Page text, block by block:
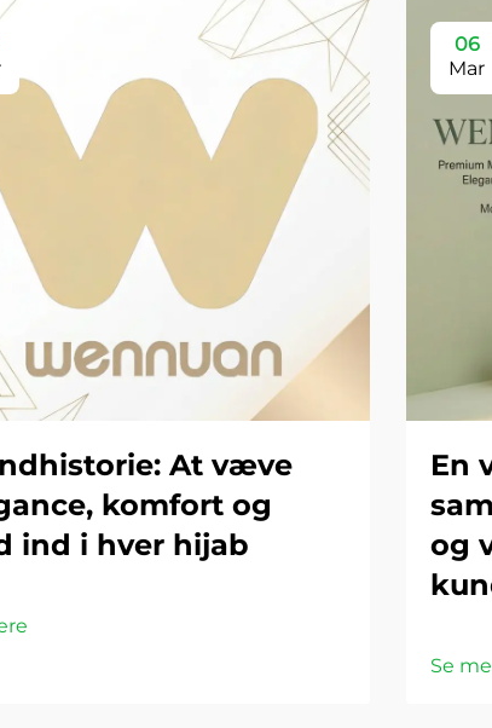
At væve
komfort og
ind i hver hijab
06
Mar
En
og
Se